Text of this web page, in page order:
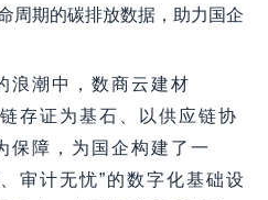
周期的碳排放数据，助力国企
浪潮中，数商云建材
存证为基石、以供应链协
保障，为国企构建了一
审计无忧”的数字化基础设